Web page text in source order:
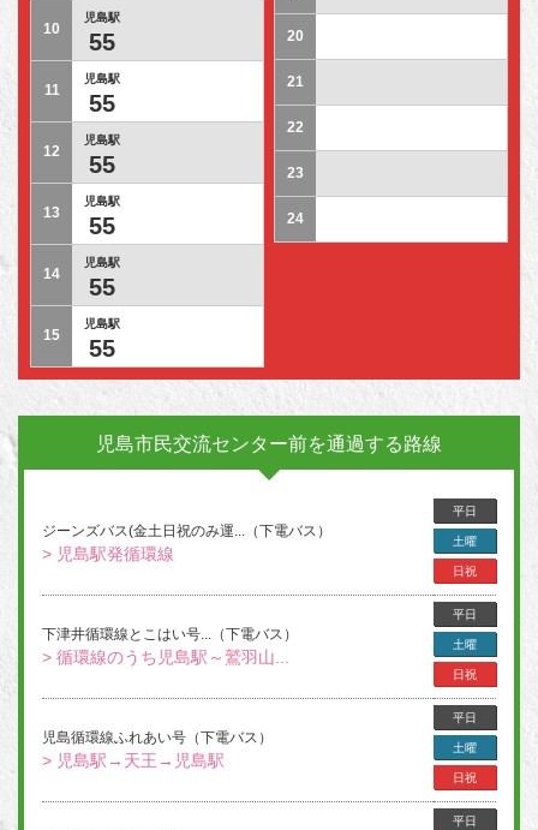
10
児島駅
55
11
児島駅
55
12
児島駅
55
13
児島駅
55
14
児島駅
55
15
児島駅
55
20
21
22
23
24
児島市民交流センター前を通過する路線
ジーンズバス(金土日祝のみ運...（下電バス）
> 児島駅発循環線
平日
土曜
日祝
下津井循環線とこはい号...（下電バス）
> 循環線のうち児島駅～鷲羽山...
平日
土曜
日祝
児島循環線ふれあい号（下電バス）
> 児島駅→天王→児島駅
平日
土曜
日祝
平日